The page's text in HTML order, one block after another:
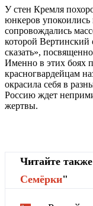
У стен Кремля
юнкеров
сопровождались
которой Вертинский
сказать»,
Именно в этих боях
красногвардейцам
окрасила себя в
Россию ждет
жертвы.
Читайте
Cемёрки"